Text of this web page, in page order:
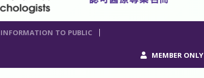
INFORMATION TO PUBLIC
MEMBER ONLY